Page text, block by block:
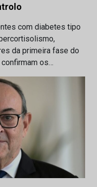
com diabetes tipo
da primeira fase do
os…